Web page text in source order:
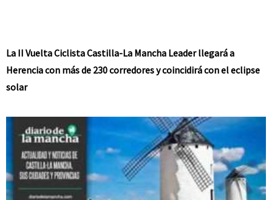
La II Vuelta Ciclista Castilla-La Mancha Leader llegará a
Herencia con más de 230 corredores y coincidirá con el eclipse
solar